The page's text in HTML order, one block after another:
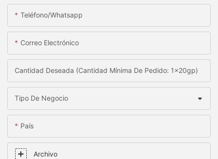
Teléfono/whatsapp
Correo Electrónico
Cantidad Deseada (Cantidad Mínima De Pedido: 1x20gp)
Tipo De Negocio
País
Archivo